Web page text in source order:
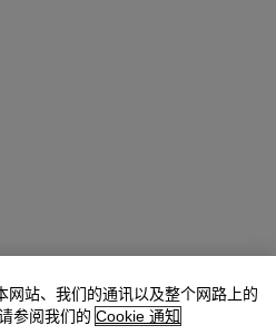
网站、我们的通讯以及整个网路上的
参阅我们的 Cookie 通知